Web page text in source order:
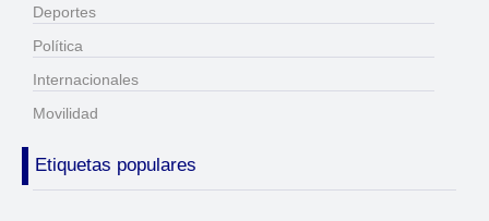
Deportes
Política
Internacionales
Movilidad
Etiquetas populares